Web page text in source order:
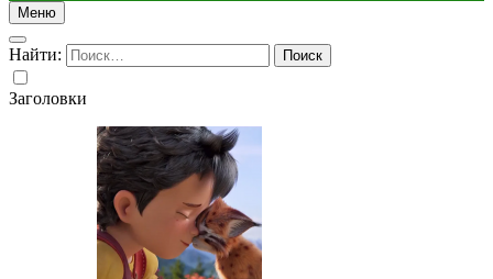
Меню
Найти:
Заголовки